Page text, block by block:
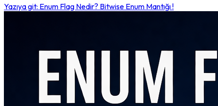
Yazıya git: Enum Flag Nedir? Bitwise Enum Mantığı !